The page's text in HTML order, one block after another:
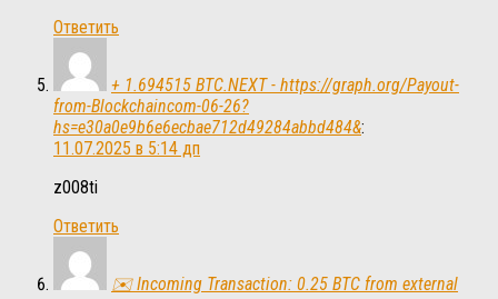
Ответить
+ 1.694515 BTC.NEXT - https://graph.org/Payout-
from-Blockchaincom-06-26?
hs=e30a0e9b6e6ecbae712d49284abbd484&:
11.07.2025 в 5:14 дп
z008ti
Ответить
✉️ Incoming Transaction: 0.25 BTC from external